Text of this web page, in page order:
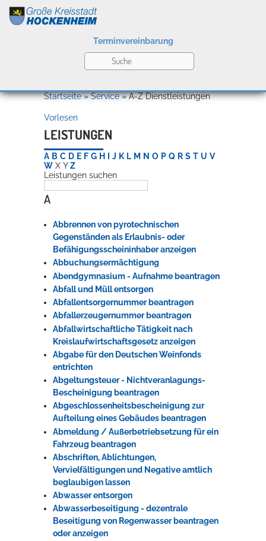
Kultur
Bildung
Wirtschaft
Rathaus
Service
Terminvereinbarung
Willkommen in Hockenheim
Konzerte, Tagungen und vieles mehr
Die Stadthalle Hockenheim bietet den perfekten Standort für Events
Startseite»Service»A-Z Dienstleistungen
Vorlesen
LEISTUNGEN
A B C D E F G H J K L M N O P Q R S T U V
W X Y Z
Leistungen suchen
A
Abbrennen von pyrotechnischen
Gegenständen als Erlaubnis- oder
Befähigungsscheininhaber anzeigen
Abbuchungsermächtigung
Abendgymnasium - Aufnahme beantragen
Abfall und Müll entsorgen
Abfallentsorgernummer beantragen
Abfallerzeugernummer beantragen
Abfallwirtschaftliche Tätigkeit nach
Kreislaufwirtschaftsgesetz anzeigen
Abgabe für den Deutschen Weinfonds
entrichten
Abgeltungsteuer - Nichtveranlagungs-
Bescheinigung beantragen
Abgeschlossenheitsbescheinigung zur
Aufteilung eines Gebäudes beantragen
Abmeldung / Außerbetriebsetzung für ein
Fahrzeug beantragen
Abschriften, Ablichtungen,
Vervielfältigungen und Negative amtlich
beglaubigen lassen
Abwasser entsorgen
Abwasserbeseitigung - dezentrale
Beseitigung von Regenwasser beantragen
oder anzeigen